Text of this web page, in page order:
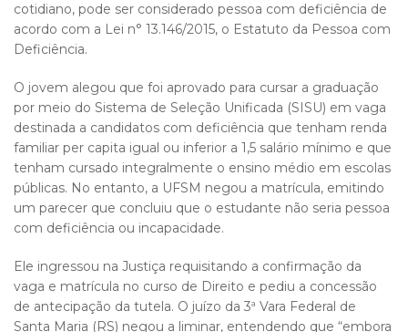
cotidiano, pode ser considerado pessoa com deficiência de
acordo com a Lei n° 13.146/2015, o Estatuto da Pessoa com
Deficiência.
O jovem alegou que foi aprovado para cursar a graduação
por meio do Sistema de Seleção Unificada (SISU) em vaga
destinada a candidatos com deficiência que tenham renda
familiar per capita igual ou inferior a 1,5 salário mínimo e que
tenham cursado integralmente o ensino médio em escolas
públicas. No entanto, a UFSM negou a matrícula, emitindo
um parecer que concluiu que o estudante não seria pessoa
com deficiência ou incapacidade.
Ele ingressou na Justiça requisitando a confirmação da
vaga e matrícula no curso de Direito e pediu a concessão
de antecipação da tutela. O juízo da 3ª Vara Federal de
Santa Maria (RS) negou a liminar, entendendo que “embora